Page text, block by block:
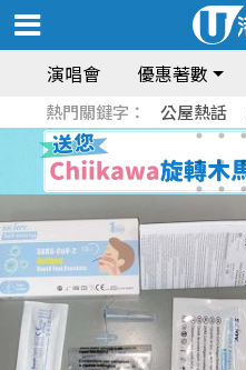
演唱會 優惠著數
熱門關鍵字： 公屋熱話